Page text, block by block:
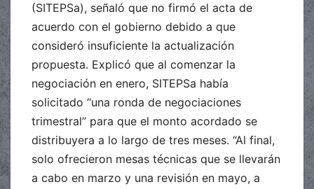
(SITEPSa), señaló que no firmó el acta de
acuerdo con el gobierno debido a que
consideró insuficiente la actualización
propuesta. Explicó que al comenzar la
negociación en enero, SITEPSa había
solicitado “una ronda de negociaciones
trimestral” para que el monto acordado se
distribuyera a lo largo de tres meses. “Al final,
solo ofrecieron mesas técnicas que se llevarán
a cabo en marzo y una revisión en mayo, a